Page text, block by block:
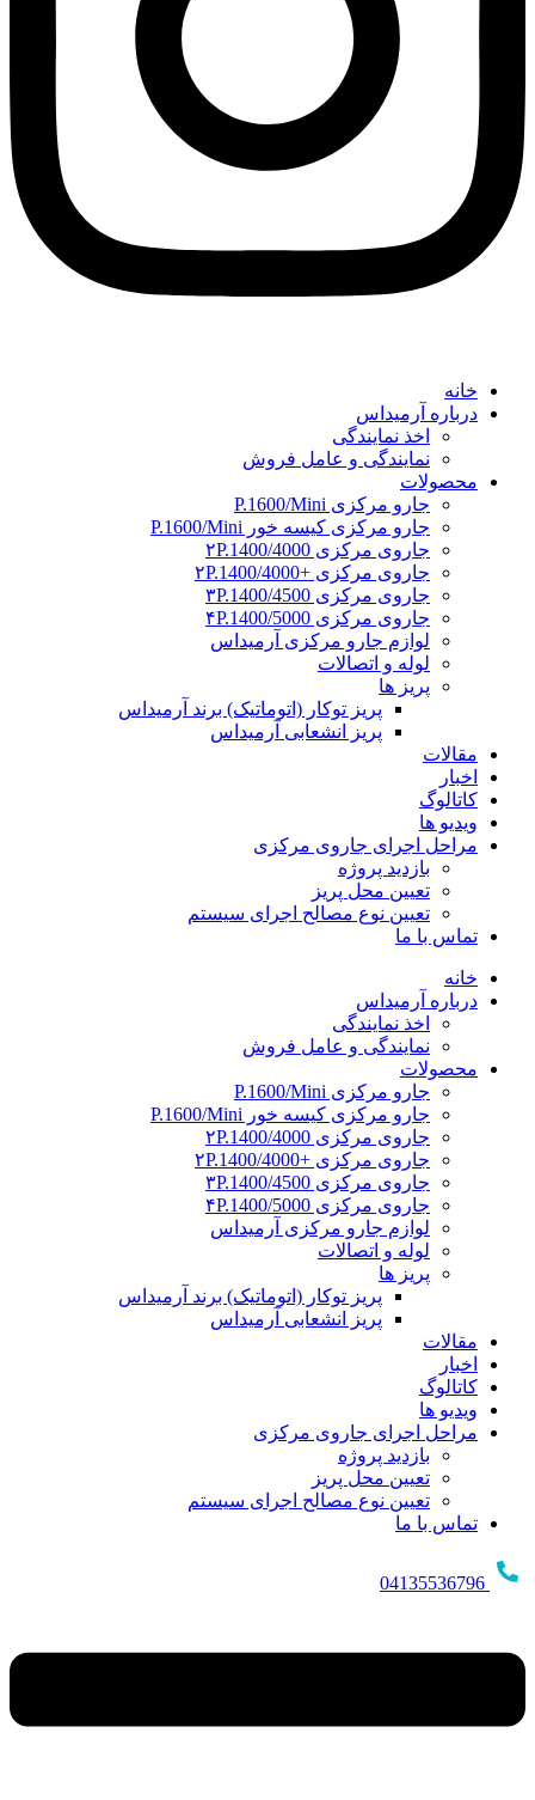
خانه
درباره آرمیداس
اخذ نمایندگی
نمایندگی و عامل فروش
محصولات
جارو مرکزی P.1600/Mini
جارو مرکزی کیسه خور P.1600/Mini
جاروی مرکزی ۲P.1400/4000
جاروی مرکزی +۲P.1400/4000
جاروی مرکزی ۳P.1400/4500
جاروی مرکزی ۴P.1400/5000
لوازم جارو مرکزی آرمیداس
لوله و اتصالات
پریز ها
پریز توکار (اتوماتیک) برند آرمیداس
پریز انشعابی آرمیداس
مقالات
اخبار
کاتالوگ
ویدیو ها
مراحل اجرای جاروی مرکزی
بازدید پروژه
تعیین محل پریز
تعیین نوع مصالح اجرای سیستم
تماس با ما
خانه
درباره آرمیداس
اخذ نمایندگی
نمایندگی و عامل فروش
محصولات
جارو مرکزی P.1600/Mini
جارو مرکزی کیسه خور P.1600/Mini
جاروی مرکزی ۲P.1400/4000
جاروی مرکزی +۲P.1400/4000
جاروی مرکزی ۳P.1400/4500
جاروی مرکزی ۴P.1400/5000
لوازم جارو مرکزی آرمیداس
لوله و اتصالات
پریز ها
پریز توکار (اتوماتیک) برند آرمیداس
پریز انشعابی آرمیداس
مقالات
اخبار
کاتالوگ
ویدیو ها
مراحل اجرای جاروی مرکزی
بازدید پروژه
تعیین محل پریز
تعیین نوع مصالح اجرای سیستم
تماس با ما
04135536796